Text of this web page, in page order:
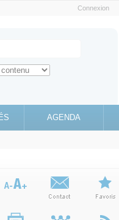
Connexion
sur le siteeducation.gouv.fr
AGENDA